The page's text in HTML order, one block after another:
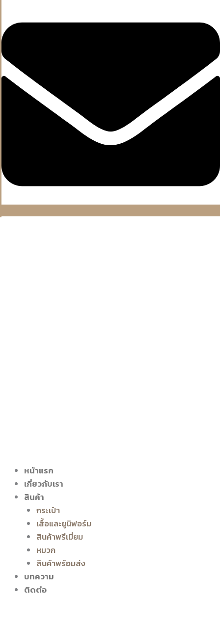
หน้าแรก
เกี่ยวกับเรา
สินค้า
กระเป๋า
เสื้อและยูนิฟอร์ม
สินค้าพรีเมี่ยม
หมวก
สินค้าพร้อมส่ง
บทความ
ติดต่อ